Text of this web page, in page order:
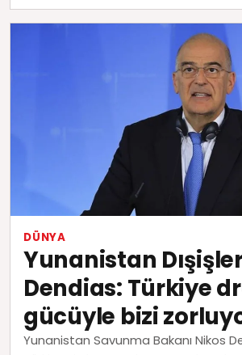
DÜNYA
Yunanistan
Dendias: Türkiye
gücüyle bizi
Yunanistan Savunma Bakanı Nikos